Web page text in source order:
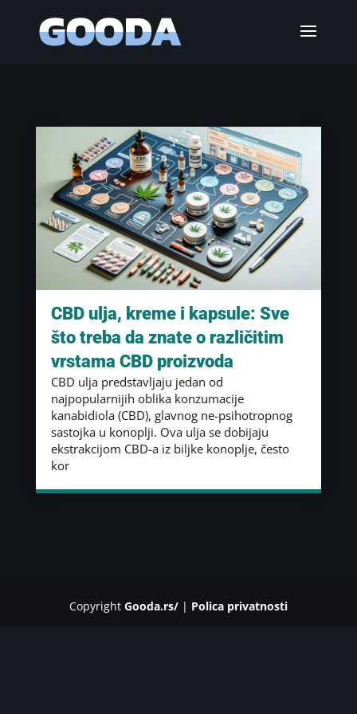
CBD ulja, kreme i kapsule: Sve
što treba da znate o različitim
vrstama CBD proizvoda
CBD ulja predstavljaju jedan od
najpopularnijih oblika konzumacije
kanabidiola (CBD), glavnog ne-psihotropnog
sastojka u konoplji. Ova ulja se dobijaju
ekstrakcijom CBD-a iz biljke konoplje, često
kor
Copyright Gooda.rs/| Polica privatnosti